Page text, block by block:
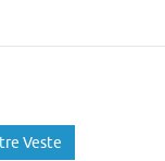
Veste